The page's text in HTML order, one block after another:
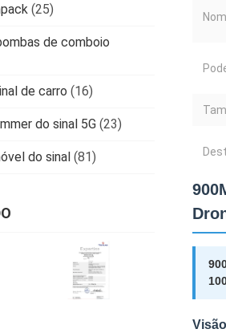
(25)
de comboio
de carro (16)
do sinal 5G (23)
do sinal (81)